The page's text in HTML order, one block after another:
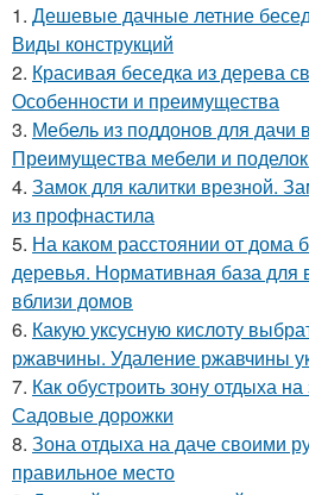
1. Дешевые дачные летние
Виды конструкций
2. Красивая беседка из дерева
Особенности и преимущества
3. Мебель из поддонов для дачи
Преимущества мебели и поделок
4. Замок для калитки врезной.
из профнастила
5. На каком расстоянии от дома
деревья. Нормативная база для
вблизи домов
6. Какую уксусную кислоту
ржавчины. Удаление ржавчины
7. Как обустроить зону отдыха
Садовые дорожки
8. Зона отдыха на даче своими
правильное место